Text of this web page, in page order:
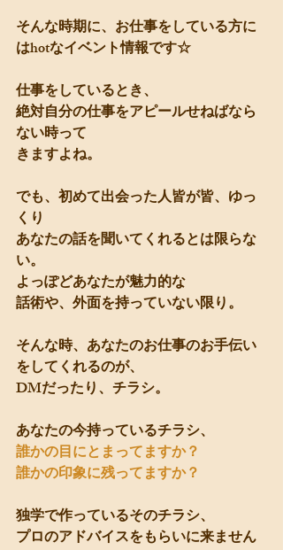
そんな時期に、お仕事をしている方に
はhotなイベント情報です☆
仕事をしているとき、
絶対自分の仕事をアピールせねばなら
ない時って
きますよね。
でも、初めて出会った人皆が皆、ゆっ
くり
あなたの話を聞いてくれるとは限らな
い。
よっぽどあなたが魅力的な
話術や、外面を持っていない限り。
そんな時、あなたのお仕事のお手伝い
をしてくれるのが、
DMだったり、チラシ。
あなたの今持っているチラシ、
誰かの目にとまってますか？
誰かの印象に残ってますか？
独学で作っているそのチラシ、
プロのアドバイスをもらいに来ません